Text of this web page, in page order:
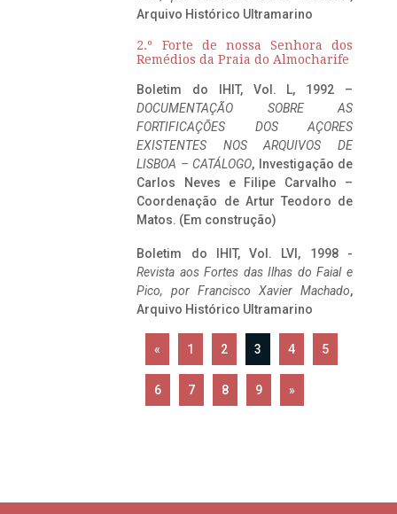
Arquivo Histórico Ultramarino
2.º Forte de nossa Senhora dos
Remédios da Praia do Almocharife
Boletim do IHIT, Vol. L, 1992 –
DOCUMENTAÇÃO SOBRE AS
FORTIFICAÇÕES DOS AÇORES
EXISTENTES NOS ARQUIVOS DE
LISBOA – CATÁLOGO, Investigação de
Carlos Neves e Filipe Carvalho –
Coordenação de Artur Teodoro de
Matos. (Em construção)
Boletim do IHIT, Vol. LVI, 1998 -
Revista aos Fortes das Ilhas do Faial e
Pico, por Francisco Xavier Machado,
Arquivo Histórico Ultramarino
« 1 2 3 4 5
6 7 8 9 »